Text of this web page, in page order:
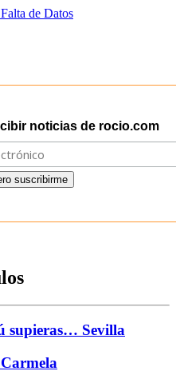
de Datos
noticias de rocio.com
supieras… Sevilla